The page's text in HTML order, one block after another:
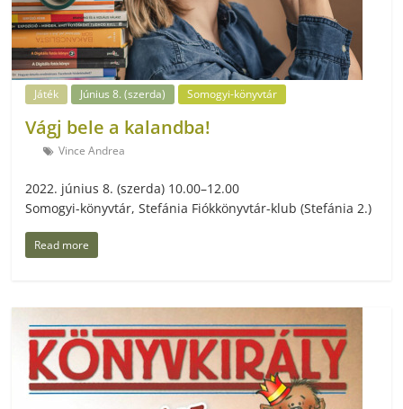
Játék Június 8. (szerda) Somogyi-könyvtár
Vágj bele a kalandba!
Vince Andrea
2022. június 8. (szerda) 10.00–12.00
Somogyi-könyvtár, Stefánia Fiókkönyvtár-klub (Stefánia 2.)
Read more